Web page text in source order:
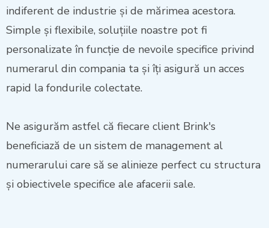
indiferent de industrie și de mărimea acestora.
Simple și flexibile, soluțiile noastre pot fi
personalizate în funcție de nevoile specifice privind
numerarul din compania ta și îți asigură un acces
rapid la fondurile colectate.
Ne asigurăm astfel că fiecare client Brink's
beneficiază de un sistem de management al
numerarului care să se alinieze perfect cu structura
și obiectivele specifice ale afacerii sale.